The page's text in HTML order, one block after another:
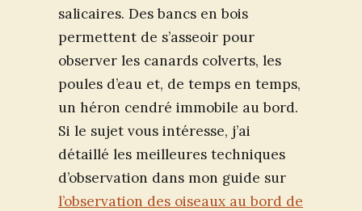
salicaires. Des bancs en bois
permettent de s’asseoir pour
observer les canards colverts, les
poules d’eau et, de temps en temps,
un héron cendré immobile au bord.
Si le sujet vous intéresse, j’ai
détaillé les meilleures techniques
d’observation dans mon guide sur
l’observation des oiseaux au bord de